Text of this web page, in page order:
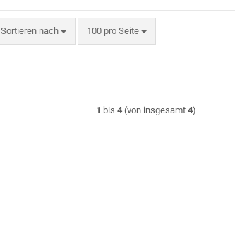
Sortieren nach
Sortieren nach 100 pro Seite
pro Seite
1 bis 4(von insgesamt 4)